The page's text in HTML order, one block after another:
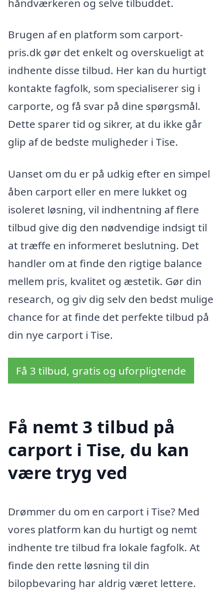
Brugen af en platform som carport-
pris.dk gør det enkelt og overskueligt at
indhente disse tilbud. Her kan du hurtigt
kontakte fagfolk, som specialiserer sig i
carporte, og få svar på dine spørgsmål.
Dette sparer tid og sikrer, at du ikke går
glip af de bedste muligheder i Tise.
Uanset om du er på udkig efter en simpel
åben carport eller en mere lukket og
isoleret løsning, vil indhentning af flere
tilbud give dig den nødvendige indsigt til
at træffe en informeret beslutning. Det
handler om at finde den rigtige balance
mellem pris, kvalitet og æstetik. Gør din
research, og giv dig selv den bedst mulige
chance for at finde det perfekte tilbud på
din nye carport i Tise.
Få 3 tilbud, gratis og uforpligtende
Få nemt 3 tilbud på
carport i Tise, du kan
være tryg ved
Drømmer du om en carport i Tise? Med
vores platform kan du hurtigt og nemt
indhente tre tilbud fra lokale fagfolk. At
finde den rette løsning til din
bilopbevaring har aldrig været lettere.